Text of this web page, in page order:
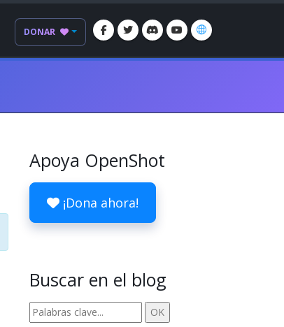
DONAR
Apoya OpenShot
¡Dona ahora!
Buscar en el blog